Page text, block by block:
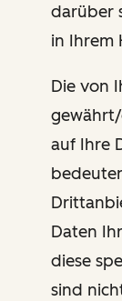
darüber
in Ihrem
Die von
auf Ihre
Daten
diese
sind